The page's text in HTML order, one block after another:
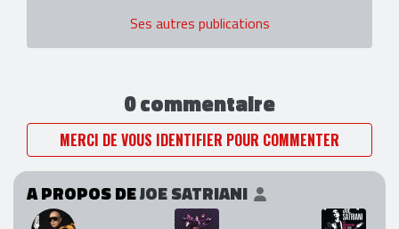
Ses autres publications
0 commentaire
MERCI DE VOUS IDENTIFIER POUR COMMENTER
A PROPOS DEJOE SATRIANI